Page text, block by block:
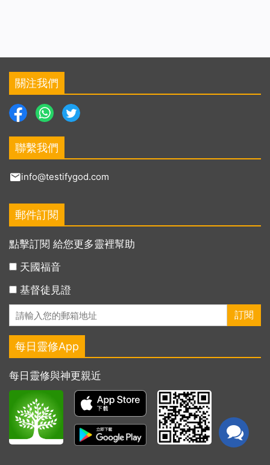
關注我們
聯繫我們
info@testifygod.com
郵件訂閱
點擊訂閱 給您更多靈裡幫助
天國福音
基督徒見證
每日靈修App
每日靈修與神更親近